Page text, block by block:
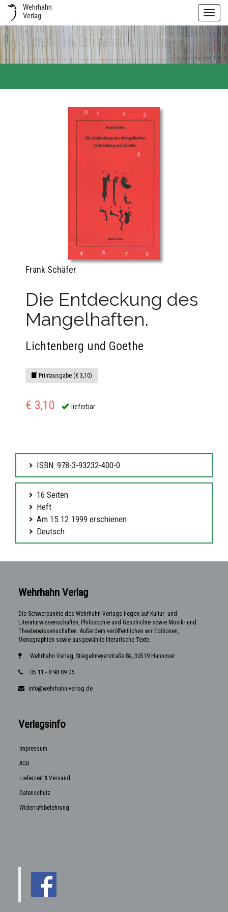
Wehrhahn
Verlag
Frank Schäfer
Die Entdeckung des
Mangelhaften.
Lichtenberg und Goethe
Printausgabe (€ 3,10)
€ 3,10 lieferbar
ISBN: 978-3-93232-400-0
16 Seiten
Heft
Am 15.12.1999 erschienen
Deutsch
Wehrhahn Verlag
Die Schwerpunkte des Wehrhahn Verlags liegen auf Kultur- und
Literaturwissenschaften, Philosophie und Geschichte sowie Musik- und
Theaterwissenschaften. Außerdem veröffentlichen wir Editionen,
Monographien sowie ausgewählte literarische Texte.
Wehrhahn Verlag, Stiegelmeyerstraße 8a, 30519 Hannover
05 11 - 8 98 89 06
info@wehrhahn-verlag.de
Verlagsinfo
Impressum
AGB
Lieferzeit & Versand
Datenschutz
Widerrufsbelehrung